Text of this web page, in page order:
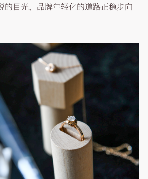
的目光，品牌年轻化的道路正稳步向